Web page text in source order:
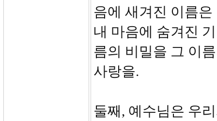
음에 새겨진 이름
내 마음에 숨겨진
름의 비밀을 그 이
사랑을.
둘째, 예수님은 우